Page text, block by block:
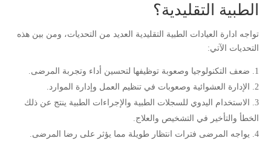
الطبية التقليدية؟
تواجه ادارة العيادات الطبية التقليدية العديد من التحديات، ومن بين هذه
التحديات الآتي:
ضعف التكنولوجيا وصعوبة توظيفها لتحسين أداء وتجربة المرضى.
الإدارة العشوائية وصعوبات في تنظيم العمل وإدارة الموارد.
الاستخدام اليدوي للسجلات الطبية والإجراءات الطبية ينتج عن ذلك
الخطأ والتأخير في التشخيص والعلاج.
يواجه المرضى فترات انتظار طويلة مما يؤثر على رضا المرضى.